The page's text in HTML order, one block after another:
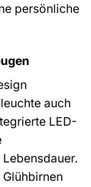
persönliche
auch
LED-